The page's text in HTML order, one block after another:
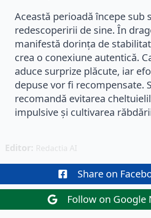
Această perioadă începe sub
redescoperirii de sine. În
manifestă dorința de
crea o conexiune autentică.
aduce surprize plăcute, iar
depuse vor fi recompensate.
recomandă evitarea
impulsive și cultivarea
Editor: Redactia AI
Share on
Follow on Google